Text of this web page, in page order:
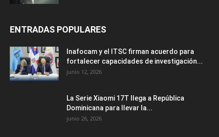
ENTRADAS POPULARES
Inafocam y el ITSC firman acuerdo para
fortalecer capacidades de investigación...
junio 12, 2026
La Serie Xiaomi 17T llega a República
Dominicana para llevar la...
junio 26, 2026